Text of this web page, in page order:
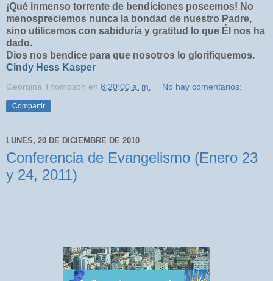
¡Qué inmenso torrente de bendiciones poseemos! No
menospreciemos nunca la bondad de nuestro Padre,
sino utilicemos con sabiduría y gratitud lo que Él nos ha
dado.
Dios nos bendice para que nosotros lo glorifiquemos.
Cindy Hess Kasper
Georgina Thompson en 8:20:00 a. m. No hay comentarios:
Compartir
LUNES, 20 DE DICIEMBRE DE 2010
Conferencia de Evangelismo (Enero 23
y 24, 2011)